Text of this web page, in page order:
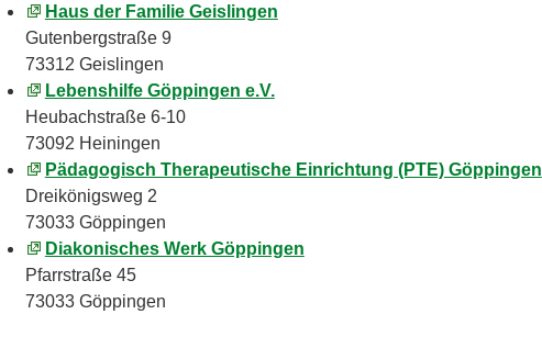
Haus der Familie Geislingen
Gutenbergstraße 9
73312 Geislingen
Lebenshilfe Göppingen e.V.
Heubachstraße 6-10
73092 Heiningen
Pädagogisch Therapeutische Einrichtung (PTE) Göppingen
Dreikönigsweg 2
73033 Göppingen
Diakonisches Werk Göppingen
Pfarrstraße 45
73033 Göppingen